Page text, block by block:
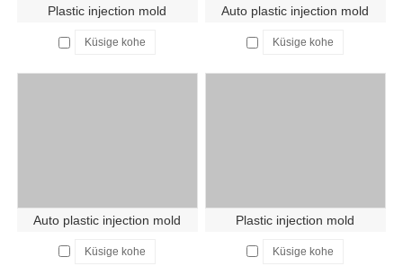
Plastic injection mold
Küsige kohe
Auto plastic injection mold
Küsige kohe
Auto plastic injection mold
Küsige kohe
Plastic injection mold
Küsige kohe